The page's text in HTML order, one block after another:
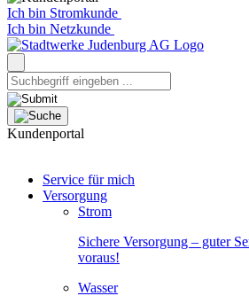
Ich bin Stromkunde
Ich bin Netzkunde
Kundenportal
Service für mich
Versorgung
Strom
Sichere Versorgung – guter
voraus!
Wasser